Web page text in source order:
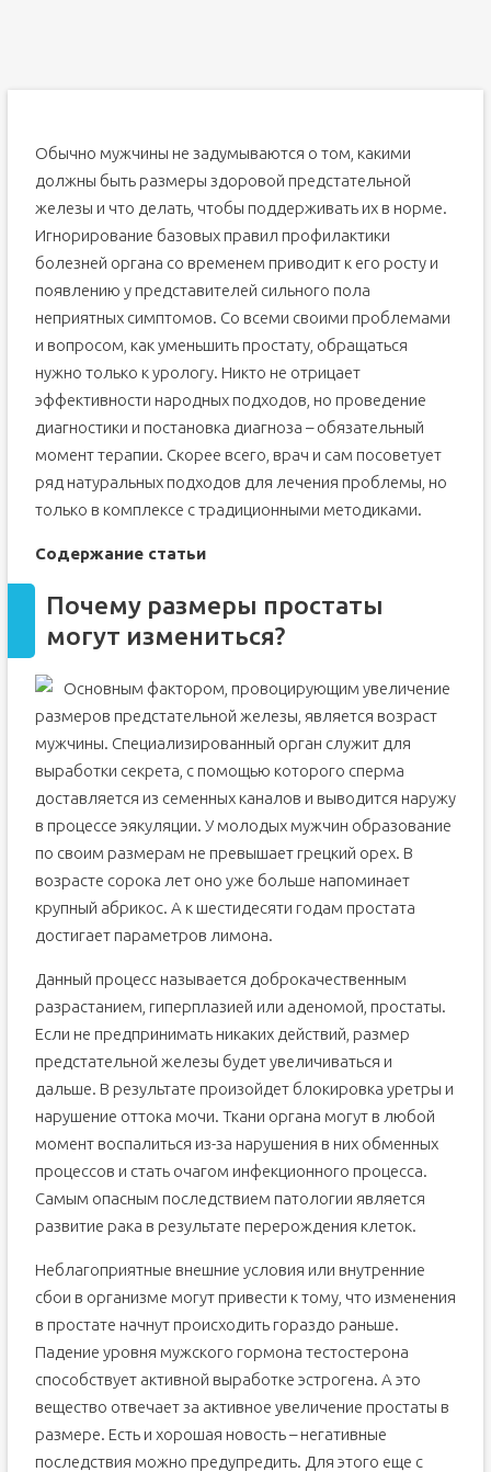
Обычно мужчины не задумываются о том, какими
должны быть размеры здоровой предстательной
железы и что делать, чтобы поддерживать их в норме.
Игнорирование базовых правил профилактики
болезней органа со временем приводит к его росту и
появлению у представителей сильного пола
неприятных симптомов. Со всеми своими проблемами
и вопросом, как уменьшить простату, обращаться
нужно только к урологу. Никто не отрицает
эффективности народных подходов, но проведение
диагностики и постановка диагноза – обязательный
момент терапии. Скорее всего, врач и сам посоветует
ряд натуральных подходов для лечения проблемы, но
только в комплексе с традиционными методиками.
Содержание статьи
Почему размеры простаты
могут измениться?
Основным фактором, провоцирующим увеличение
размеров предстательной железы, является возраст
мужчины. Специализированный орган служит для
выработки секрета, с помощью которого сперма
доставляется из семенных каналов и выводится наружу
в процессе эякуляции. У молодых мужчин образование
по своим размерам не превышает грецкий орех. В
возрасте сорока лет оно уже больше напоминает
крупный абрикос. А к шестидесяти годам простата
достигает параметров лимона.
Данный процесс называется доброкачественным
разрастанием, гиперплазией или аденомой, простаты.
Если не предпринимать никаких действий, размер
предстательной железы будет увеличиваться и
дальше. В результате произойдет блокировка уретры и
нарушение оттока мочи. Ткани органа могут в любой
момент воспалиться из-за нарушения в них обменных
процессов и стать очагом инфекционного процесса.
Самым опасным последствием патологии является
развитие рака в результате перерождения клеток.
Неблагоприятные внешние условия или внутренние
сбои в организме могут привести к тому, что изменения
в простате начнут происходить гораздо раньше.
Падение уровня мужского гормона тестостерона
способствует активной выработке эстрогена. А это
вещество отвечает за активное увеличение простаты в
размере. Есть и хорошая новость – негативные
последствия можно предупредить. Для этого еще с